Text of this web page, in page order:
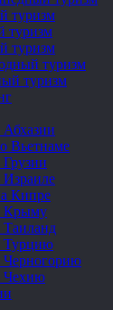
туризм
туризм
туризм
туризм
туризм
Вьетнаме
Израиле
Кипре
Крыму
Таиланд
Турцию
Черногорию
Чехию